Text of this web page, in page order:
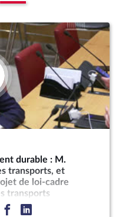
durable : M.
transports, et
de loi-cadre
transports